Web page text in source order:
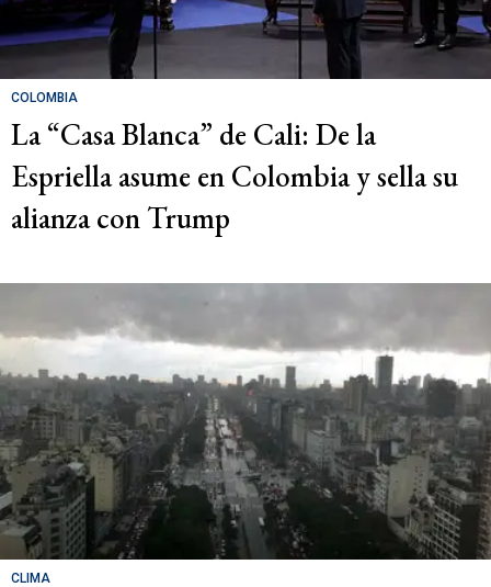
COLOMBIA
La “Casa Blanca” de Cali: De la
Espriella asume en Colombia y sella su
alianza con Trump
CLIMA